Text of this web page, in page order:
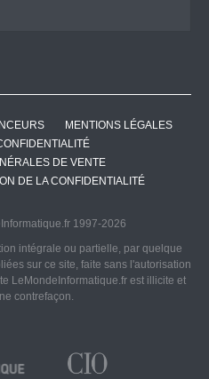
MENTIONS LÉGALES
DE VENTE
DE LA CONFIDENTIALITÉ
1997-2026
intégrale ou partielle, par quelque
sur ce site, faite sans l'autorisation
LeMondeInformatique.fr est illicite et
contrefaçon.